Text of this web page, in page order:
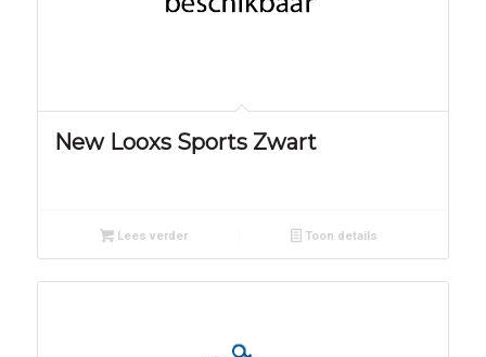
New Looxs Sports Zwart
Lees verder Toon details